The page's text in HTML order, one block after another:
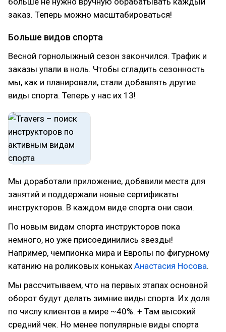
заказ. Теперь можно масштабироваться!
Больше видов спорта
Весной горнолыжный сезон закончился. Трафик и
заказы упали в ноль. Чтобы сгладить сезонность
мы, как и планировали, стали добавлять другие
виды спорта. Теперь у нас их 13!
Мы доработали приложение, добавили места для
занятий и поддержали новые сертификаты
инструкторов. В каждом виде спорта они свои.
По новым видам спорта инструкторов пока
немного, но уже присоединились звезды!
Например, чемпионка мира и Европы по фигурному
катанию на роликовых коньках Анастасия Носова.
Мы рассчитываем, что на первых этапах основной
оборот будут делать зимние виды спорта. Их доля
по числу клиентов в мире ~40%. + Там высокий
средний чек. Но менее популярные виды спорта